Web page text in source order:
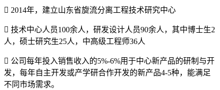
 2014年，建立山东省旋流分离工程技术研究中心
 技术中心人员100余人，研发设计人员90余人，其中博士生2
人，硕士研究生25人，中高级工程师36人
 公司每年投入销售收入的5%-6%用于中心新产品的研制与开
发，每年自主开发或产学研合作开发的新产品4-5种，能满足
不同市场需求。